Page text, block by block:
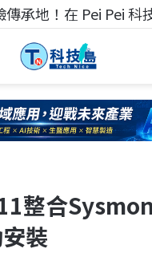
，就到TECH+ 科技專
整合
裝